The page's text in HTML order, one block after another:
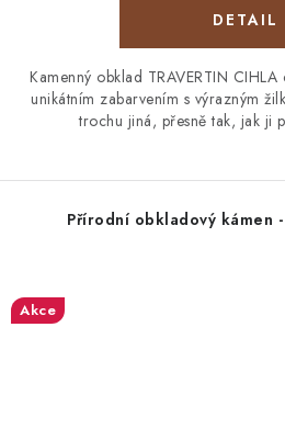
Kamenný obklad TRAVERTIN
unikátním zabarvením s výrazným
trochu jiná, přesně tak, jak ji
Přírodní obkladový kámen -
Akce